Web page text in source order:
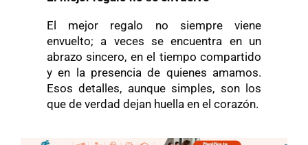
El mejor regalo no siempre viene
envuelto; a veces se encuentra en un
abrazo sincero, en el tiempo compartido
y en la presencia de quienes amamos.
Esos detalles, aunque simples, son los
que de verdad dejan huella en el corazón.